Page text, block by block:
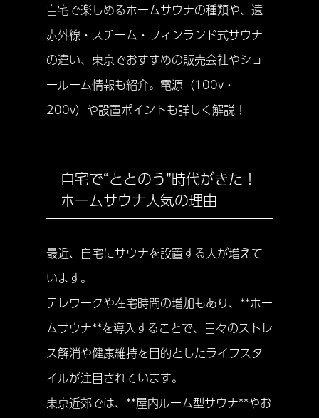
自宅で楽しめるホームサウナの種類や、遠
赤外線・スチーム・フィンランド式サウナ
の違い、東京でおすすめの販売会社やショ
ールーム情報も紹介。電源（100v・
200v）や設置ポイントも詳しく解説！
—
自宅で“ととのう”時代がきた！
ホームサウナ人気の理由
最近、自宅にサウナを設置する人が増えて
います。
テレワークや在宅時間の増加もあり、**ホー
ムサウナ**を導入することで、日々のストレ
ス解消や健康維持を目的としたライフスタ
イルが注目されています。
東京近郊では、**屋内ルーム型サウナ**やお